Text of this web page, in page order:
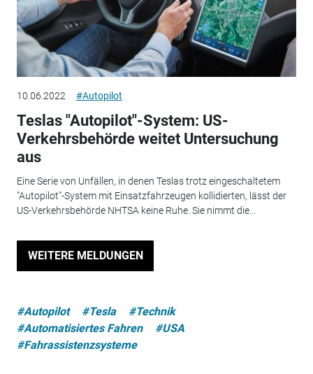
10.06.2022 #Autopilot
Teslas "Autopilot"-System: US-
Verkehrsbehörde weitet Untersuchung
aus
Eine Serie von Unfällen, in denen Teslas trotz eingeschaltetem
"Autopilot"-System mit Einsatzfahrzeugen kollidierten, lässt der
US-Verkehrsbehörde NHTSA keine Ruhe. Sie nimmt die...
WEITERE MELDUNGEN
#Autopilot #Tesla
#Technik
#Automatisiertes Fahren
#USA
#Fahrassistenzsysteme